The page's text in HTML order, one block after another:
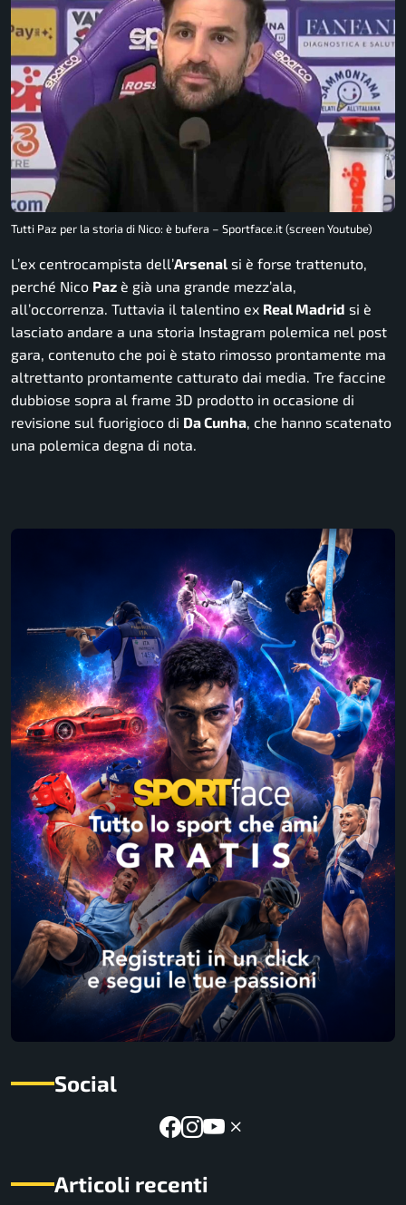
Tutti Paz per la storia di Nico: è bufera – Sportface.it (screen Youtube)
L’ex centrocampista dell’Arsenal si è forse trattenuto,
perché Nico Paz è già una grande mezz’ala,
all’occorrenza. Tuttavia il talentino ex Real Madrid si è
lasciato andare a una storia Instagram polemica nel post
gara, contenuto che poi è stato rimosso prontamente ma
altrettanto prontamente catturato dai media. Tre faccine
dubbiose sopra al frame 3D prodotto in occasione di
revisione sul fuorigioco di Da Cunha, che hanno scatenato
una polemica degna di nota.
Social
Articoli recenti